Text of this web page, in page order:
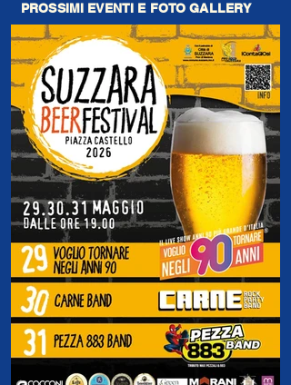
PROSSIMI EVENTI E FOTO GALLERY